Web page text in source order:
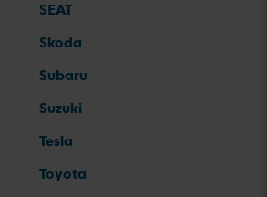
SEAT
Skoda
Subaru
Suzuki
Tesla
Toyota